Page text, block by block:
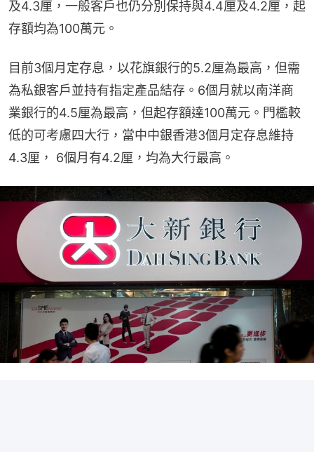
及4.3厘，一般客戶也仍分別保持與4.4厘及4.2厘，起
存額均為100萬元。
目前3個月定存息，以花旗銀行的5.2厘為最高，但需
為私銀客戶並持有指定產品結存。6個月就以南洋商
業銀行的4.5厘為最高，但起存額達100萬元。門檻較
低的可考慮四大行，當中中銀香港3個月定存息維持
4.3厘， 6個月有4.2厘，均為大行最高。